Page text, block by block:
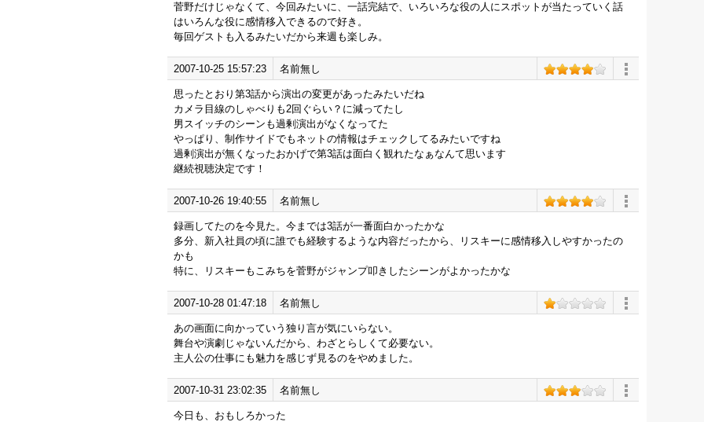
菅野だけじゃなくて、今回みたいに、一話完結で、いろいろな役の人にスポットが当たっていく話
はいろんな役に感情移入できるので好き。
毎回ゲストも入るみたいだから来週も楽しみ。
2007-10-25 15:57:23 名前無し
思ったとおり第3話から演出の変更があったみたいだね
カメラ目線のしゃべりも2回ぐらい？に減ってたし
男スイッチのシーンも過剰演出がなくなってた
やっぱり、制作サイドでもネットの情報はチェックしてるみたいですね
過剰演出が無くなったおかげで第3話は面白く観れたなぁなんて思います
継続視聴決定です！
2007-10-26 19:40:55 名前無し
録画してたのを今見た。今までは3話が一番面白かったかな
多分、新入社員の頃に誰でも経験するような内容だったから、リスキーに感情移入しやすかったの
かも
特に、リスキーもこみちを菅野がジャンプ叩きしたシーンがよかったかな
2007-10-28 01:47:18 名前無し
あの画面に向かっていう独り言が気にいらない。
舞台や演劇じゃないんだから、わざとらしくて必要ない。
主人公の仕事にも魅力を感じず見るのをやめました。
2007-10-31 23:02:35 名前無し
今日も、おもしろかった